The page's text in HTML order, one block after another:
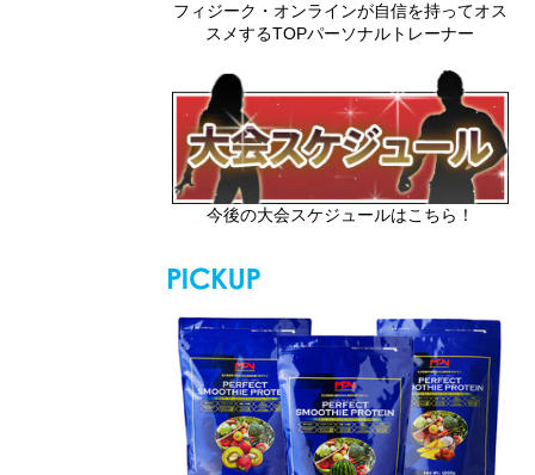
フィジーク・オンラインが自信を持ってオス
スメするTOPパーソナルトレーナー
今後の大会スケジュールはこちら！